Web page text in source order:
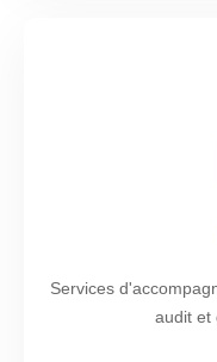
Services
audit et